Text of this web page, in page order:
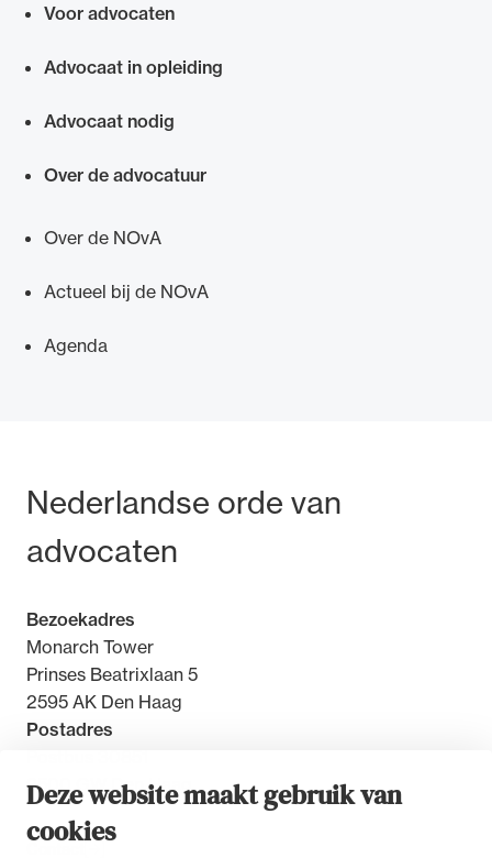
Deze website maakt gebruik van
cookies
Voor advocaten
Advocaat in opleiding
Advocaat nodig
Over de advocatuur
Over de NOvA
Actueel bij de NOvA
Agenda
Bezoek- en postadres
Nederlandse orde van
advocaten
Bezoekadres
Monarch Tower
Prinses Beatrixlaan 5
2595 AK Den Haag
Postadres
2500 GW Den Haag
Alle wet- en regelgeving voor de advocatuur.
Ondersteuning voor advocaten bij hun
het rechtsgebiedenregister en